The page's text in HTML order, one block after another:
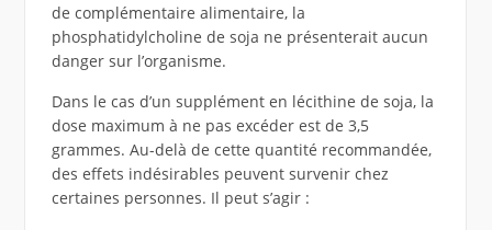
de complémentaire alimentaire, la
phosphatidylcholine de soja ne présenterait aucun
danger sur l’organisme.
Dans le cas d’un supplément en lécithine de soja, la
dose maximum à ne pas excéder est de 3,5
grammes. Au-delà de cette quantité recommandée,
des effets indésirables peuvent survenir chez
certaines personnes. Il peut s’agir :